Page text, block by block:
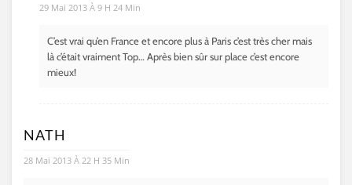
29 Mai 2013 À 9 H 24 Min
C’est vrai qu’en France et encore plus à Paris c’est très cher mais
là c’était vraiment Top… Après bien sûr sur place c’est encore
mieux!
NATH
28 Mai 2013 À 22 H 35 Min